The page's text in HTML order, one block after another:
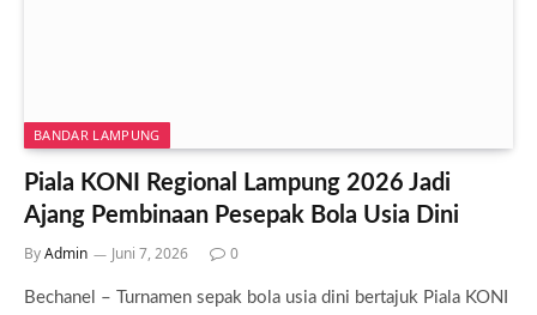
BANDAR LAMPUNG
Piala KONI Regional Lampung 2026 Jadi
Ajang Pembinaan Pesepak Bola Usia Dini
ByAdmin Juni 7, 2026 0
Bechanel – Turnamen sepak bola usia dini bertajuk Piala KONI